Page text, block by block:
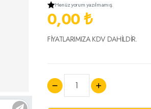
Henüz yorum yazılmamış.
0,00 ₺
FİYATLARIMIZA KDV DAHİLDİR.